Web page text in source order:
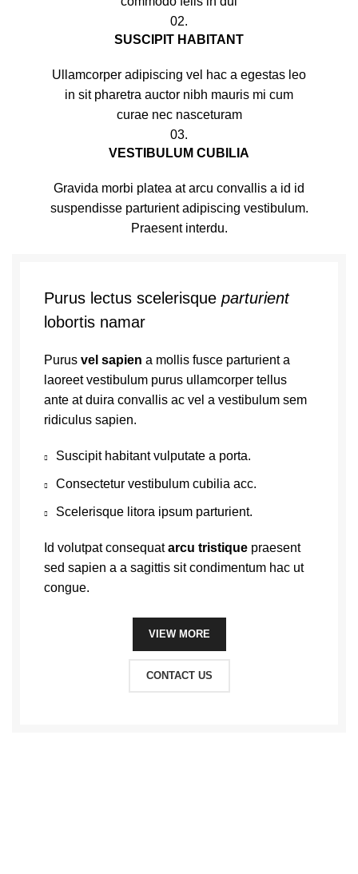
02.
SUSCIPIT HABITANT
Ullamcorper adipiscing vel hac a egestas leo
in sit pharetra auctor nibh mauris mi cum
curae nec nasceturam
03.
VESTIBULUM CUBILIA
Gravida morbi platea at arcu convallis a id id
suspendisse parturient adipiscing vestibulum.
Praesent interdu.
Purus lectus scelerisque parturient
lobortis namar
Purus vel sapien a mollis fusce parturient a
laoreet vestibulum purus ullamcorper tellus
ante at duira convallis ac vel a vestibulum sem
ridiculus sapien.
Suscipit habitant vulputate a porta.
Consectetur vestibulum cubilia acc.
Scelerisque litora ipsum parturient.
Id volutpat consequatarcu tristique praesent
sed sapien a a sagittis sit condimentum hac ut
congue.
VIEW MORE
CONTACT US